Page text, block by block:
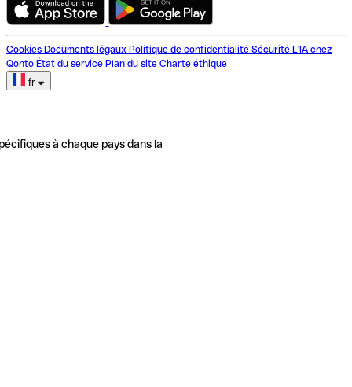
Cookies Documents légaux Politique de confidentialité Sécurité L'IA chez
Qonto État du service Plan du site Charte éthique
fr
à chaque pays dans la